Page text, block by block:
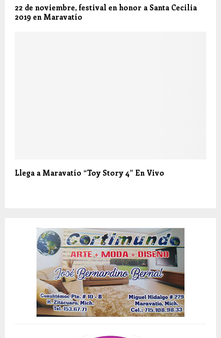
22 de noviembre, festival en honor a Santa Cecilia
2019 en Maravatío
Llega a Maravatío “Toy Story 4” En Vivo